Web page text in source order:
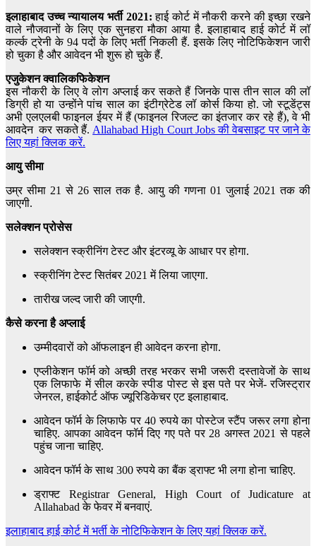
इलाहाबाद उच्च न्यायालय भर्ती 2021:हाई कोर्ट में नौकरी करने की इच्छा रखने
वाले नौजवानों के लिए एक सुनहरा मौका आया है. इलाहाबाद हाई कोर्ट में लॉ
कर्ल्क ट्रेनी के 94 पदों के लिए भर्ती निकली हैं. इसके लिए नोटिफिकेशन जारी
हो चुका है और आवेदन भी शुरू हो चुके हैं.
एजुकेशन क्वालिकफिकेशन
इस नौकरी के लिए वे लोग अप्लाई कर सकते हैं जिनके पास तीन साल की लॉ
डिग्री हो या उन्होंने पांच साल का इंटीग्रेटेड लॉ कोर्स किया हो. जो स्टूडेंट्स
अभी एलएलबी फाइनल ईयर में हैं (फाइनल रिजल्ट का इंतजार कर रहे हैं), वे भी
आवदेन कर सकते हैं.Allahabad High Court Jobs की वेबसाइट पर जाने के
लिए यहां क्लिक करें.
आयु सीमा
उम्र सीमा 21 से 26 साल तक है. आयु की गणना 01 जुलाई 2021 तक की
जाएगी.
सलेक्शन प्रोसेस
सलेक्शन स्क्रीनिंग टेस्ट और इंटरव्यू के आधार पर होगा.
स्क्रीनिंग टेस्ट सितंबर 2021 में लिया जाएगा.
तारीख जल्द जारी की जाएगी.
कैसे करना है अप्लाई
उम्मीदवारों को ऑफलाइन ही आवेदन करना होगा.
एप्लीकेशन फॉर्म को अच्छी तरह भरकर सभी जरूरी दस्तावेजों के साथ
एक लिफाफे में सील करके स्पीड पोस्ट से इस पते पर भेजें- रजिस्ट्रार
जेनरल, हाईकोर्ट ऑफ ज्यूरिडिकेचर एट इलाहाबाद.
आवेदन फॉर्म के लिफाफे पर 40 रुपये का पोस्टेज स्टैंप जरूर लगा होना
चाहिए. आपका आवेदन फॉर्म दिए गए पते पर 28 अगस्त 2021 से पहले
पहुंच जाना चाहिए.
आवेदन फॉर्म के साथ 300 रुपये का बैंक ड्राफ्ट भी लगा होना चाहिए.
ड्राफ्ट Registrar General, High Court of Judicature at
Allahabad के फेवर में बनवाएं.
इलाहाबाद हाई कोर्ट में भर्ती के नोटिफिकेशन के लिए यहां क्लिक करें.